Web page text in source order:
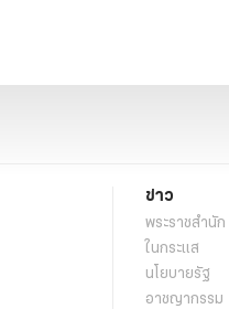
ข่าว
พระราชสำนัก
ในกระแส
นโยบายรัฐ
อาชญากรรม